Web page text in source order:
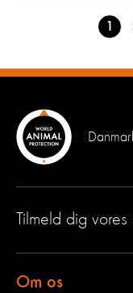
Go
to
1
Tilmeld dig
Om os